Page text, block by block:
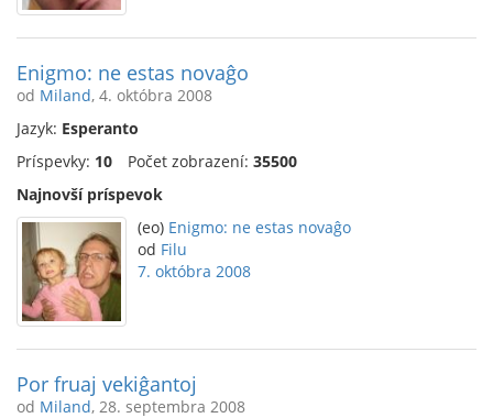
Enigmo: ne estas novaĝo
od Miland, 4. októbra 2008
Jazyk: Esperanto
Príspevky: 10 Počet zobrazení: 35500
Najnovší príspevok
(eo) Enigmo: ne estas novaĝo
od Filu
7. októbra 2008
Por fruaj vekiĝantoj
od Miland, 28. septembra 2008